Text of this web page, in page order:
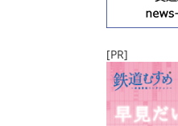
[PR]